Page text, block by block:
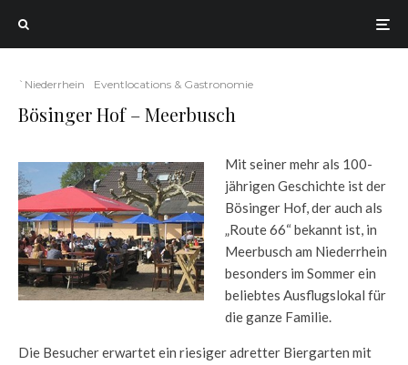
`Niederrhein Eventlocations & Gastronomie
Bösinger Hof – Meerbusch
Mit seiner mehr als 100-
jährigen Geschichte ist der
Bösinger Hof, der auch als
„Route 66“ bekannt ist, in
Meerbusch am Niederrhein
besonders im Sommer ein
beliebtes Ausflugslokal für
die ganze Familie.
Die Besucher erwartet ein riesiger adretter Biergarten mit